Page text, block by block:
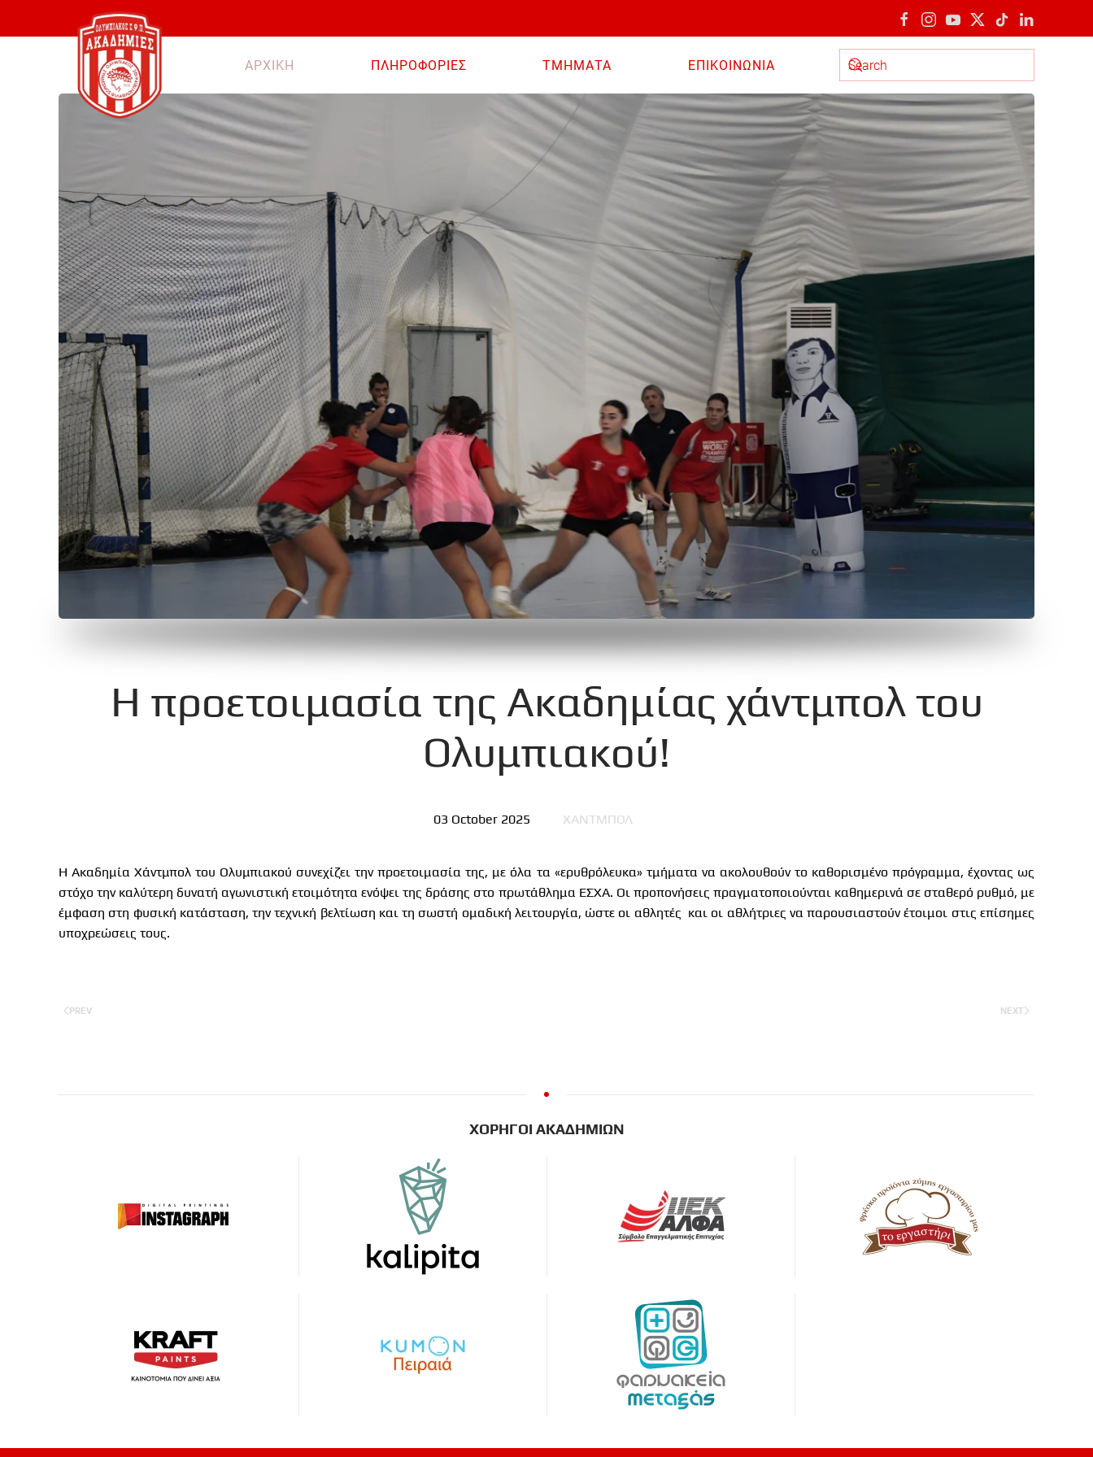
Skip to main content
ΑΡΧΙΚΗ
ΠΛΗΡΟΦΟΡΙΕΣ ΤΜΗΜΑΤΑ
ΕΠΙΚΟΙΝΩΝΙΑ
Type 2 or more characters for results.
Η προετοιμασία της Ακαδημίας χάντμπολ του
Ολυμπιακού!
03 October 2025 ΧΑΝΤΜΠΟΛ
Η Ακαδημία Χάντμπολ του Ολυμπιακού συνεχίζει την προετοιμασία της, με όλα τα «ερυθρόλευκα» τμήματα να ακολουθούν το καθορισμένο πρόγραμμα, έχοντας ως
στόχο την καλύτερη δυνατή αγωνιστική ετοιμότητα ενόψει της δράσης στο πρωτάθλημα ΕΣΧΑ. Οι προπονήσεις πραγματοποιούνται καθημερινά σε σταθερό ρυθμό, με
έμφαση στη φυσική κατάσταση, την τεχνική βελτίωση και τη σωστή ομαδική λειτουργία, ώστε οι αθλητές και οι αθλήτριες να παρουσιαστούν έτοιμοι στις επίσημες
υποχρεώσεις τους.
PREV NEXT
ΧΟΡΗΓΟΙ ΑΚΑΔΗΜΙΩΝ